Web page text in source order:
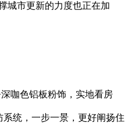
城市更新的力度也正在加
咖色铝板粉饰，实地看房
统，一步一景，更好阐扬住